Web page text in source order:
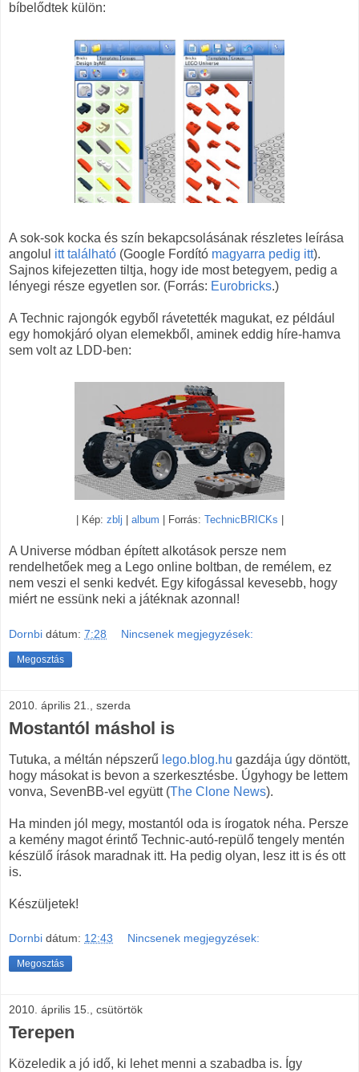
bíbelődtek külön:
A sok-sok kocka és szín bekapcsolásának részletes leírása
angolul itt található (Google Fordító magyarra pedig itt).
Sajnos kifejezetten tiltja, hogy ide most betegyem, pedig a
lényegi része egyetlen sor. (Forrás: Eurobricks.)
A Technic rajongók egyből rávetették magukat, ez például
egy homokjáró olyan elemekből, aminek eddig híre-hamva
sem volt az LDD-ben:
| Kép: zblj album | Forrás: TechnicBRICKs
A Universe módban épített alkotások persze nem
rendelhetőek meg a Lego online boltban, de remélem, ez
nem veszi el senki kedvét. Egy kifogással kevesebb, hogy
miért ne essünk neki a játéknak azonnal!
Dornbi dátum: 7:28 Nincsenek megjegyzések:
Megosztás
2010. április 21., szerda
Mostantól máshol is
Tutuka, a méltán népszerű lego.blog.hu gazdája úgy döntött,
hogy másokat is bevon a szerkesztésbe. Úgyhogy be lettem
vonva, SevenBB-vel együtt (The Clone News).
Ha minden jól megy, mostantól oda is írogatok néha. Persze
a kemény magot érintő Technic-autó-repülő tengely mentén
készülő írások maradnak itt. Ha pedig olyan, lesz itt is és ott
is.
Készüljetek!
Dornbi dátum: 12:43 Nincsenek megjegyzések:
Megosztás
2010. április 15., csütörtök
Terepen
Közeledik a jó idő, ki lehet menni a szabadba is. Így